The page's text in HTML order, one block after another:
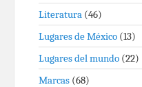
Literatura (46)
Lugares de México (13)
Lugares del mundo (22)
Marcas (68)